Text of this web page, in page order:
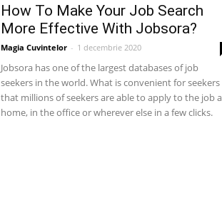
How To Make Your Job Search
More Effective With Jobsora?
Magia Cuvintelor - 1 decembrie 2020
Jobsora has one of the largest databases of job
seekers in the world. What is convenient for seekers
that millions of seekers are able to apply to the job
home, in the office or wherever else in a few clicks.